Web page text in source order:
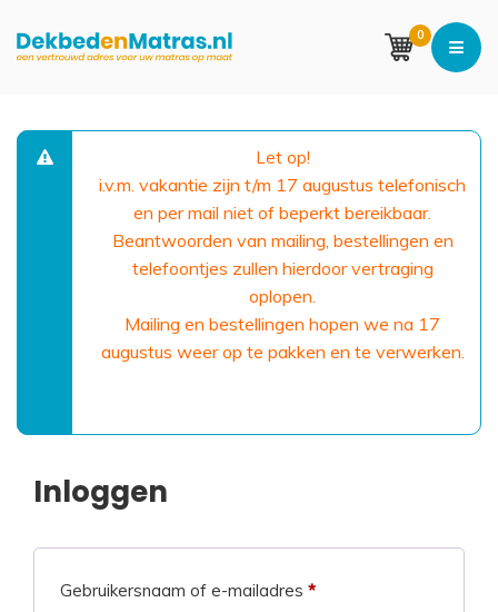
0
Let op!
i.v.m. vakantie zijn t/m 17 augustus telefonisch
en per mail niet of beperkt bereikbaar.
Beantwoorden van mailing, bestellingen en
telefoontjes zullen hierdoor vertraging
oplopen.
Mailing en bestellingen hopen we na 17
augustus weer op te pakken en te verwerken.
Inloggen
Gebruikersnaam of e-mailadres *Verplicht